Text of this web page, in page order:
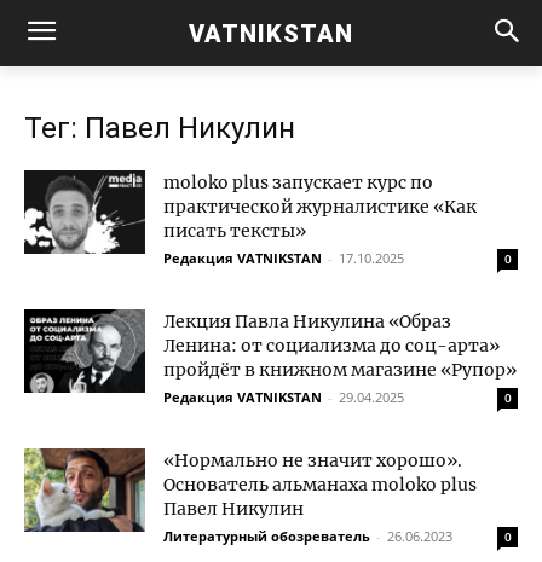
VATNIKSTAN
Тег: Павел Никулин
moloko plus запускает курс по
практической журналистике «Как
писать тексты»
Редакция VATNIKSTAN - 17.10.2025 0
Лекция Павла Никулина «Образ
Ленина: от социализма до соц-арта»
пройдёт в книжном магазине «Рупор»
Редакция VATNIKSTAN - 29.04.2025 0
«Нормально не значит хорошо».
Основатель альманаха moloko plus
Павел Никулин
Литературный обозреватель - 26.06.2023 0